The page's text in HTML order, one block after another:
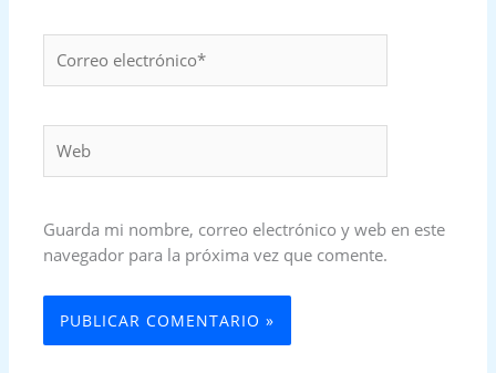
electrónico*
Guarda mi nombre, correo electrónico y web en este
navegador para la próxima vez que comente.